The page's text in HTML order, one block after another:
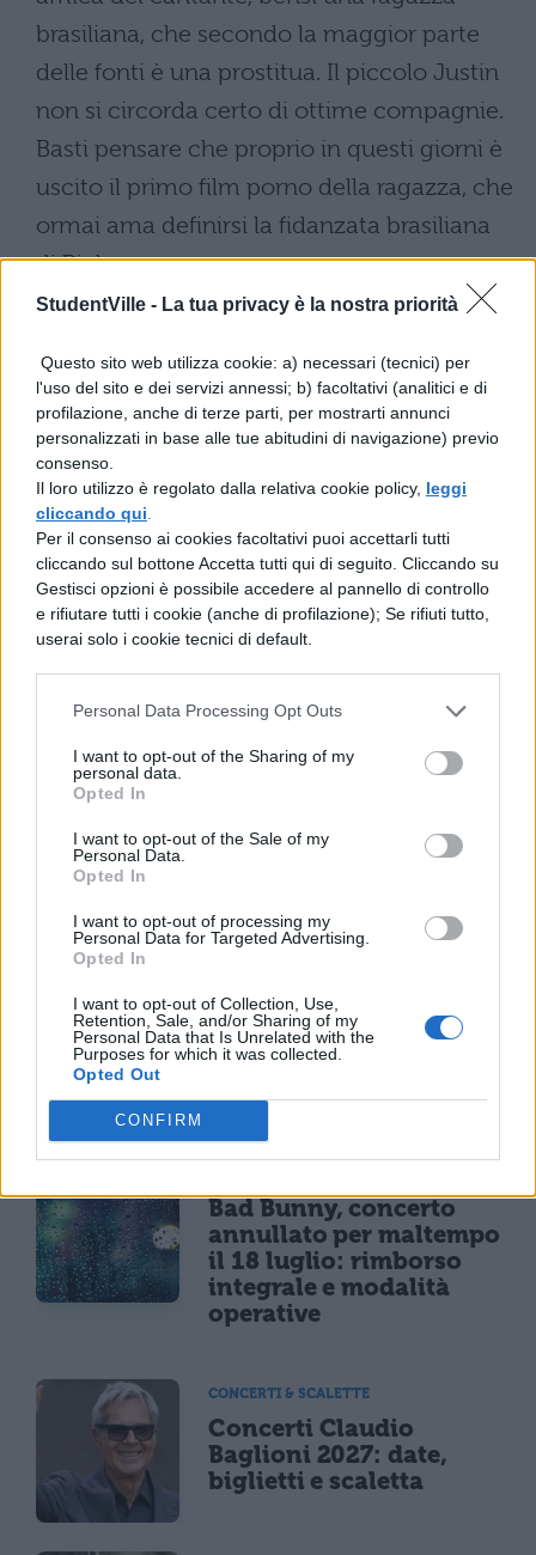
StudentVille - La tua privacy è la nostra priorità
Questo sito web utilizza cookie: a) necessari (tecnici) per
l'uso del sito e dei servizi annessi; b) facoltativi (analitici e di
profilazione, anche di terze parti, per mostrarti annunci
personalizzati in base alle tue abitudini di navigazione) previo
consenso.
Il loro utilizzo è regolato dalla relativa cookie policy, leggi
cliccando qui
Per il consenso ai cookies facoltativi puoi accettarli tutti
cliccando sul bottone Accetta tutti qui di seguito. Cliccando su
Gestisci opzioni è possibile accedere al pannello di controllo
e rifiutare tutti i cookie (anche di profilazione); Se rifiuti tutto,
userai solo i cookie tecnici di default.
Personal Data Processing Opt Outs
I want to opt-out of the Sharing of my
personal data.
Opted In
I want to opt-out of the Sale of my
Personal Data.
Opted In
I want to opt-out of processing my
Personal Data for Targeted Advertising.
Opted In
I want to opt-out of Collection, Use,
Retention, Sale, and/or Sharing of my
Personal Data that Is Unrelated with the
Purposes for which it was collected.
Opted Out
CONFIRM
brasiliana, che secondo la maggior parte
delle fonti è una prostitua. Il piccolo Justin
non si circorda certo di ottime compagnie.
Basti pensare che proprio in questi giorni è
uscito il primo film porno della ragazza, che
ormai ama definirsi la fidanzata brasiliana
di Bieber.
[BREAK]
Il video originale di Bieber
nel letto della ragazza
brasiliana
TI POTREBBE INTERESSARE
Francia vieta i social ai
funziona il controllo
NEWS LIFESTYLE
sei a rischio: l'allarme
Iss su gaming, azzardo
e social nella
generazione Z
Bad Bunny, concerto
annullato per maltempo
il 18 luglio: rimborso
integrale e modalità
operative
CONCERTI & SCALETTE
Concerti Claudio
Baglioni 2027: date,
biglietti e scaletta